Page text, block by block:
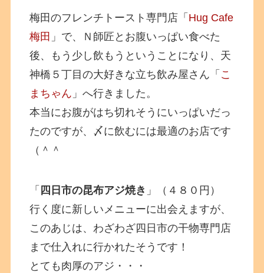
梅田のフレンチトースト専門店「 Hug Cafe
梅田 」で、Ｎ師匠とお腹いっぱい食べた
後、もう少し飲もうということになり、天
神橋５丁目の大好きな立ち飲み屋さん「 こ
まちゃん 」へ行きました。
本当にお腹がはち切れそうにいっぱいだっ
たのですが、〆に飲むには最適のお店です
（＾＾
「 四日市の昆布アジ焼き 」（４８０円）
行く度に新しいメニューに出会えますが、
このあじは、わざわざ四日市の干物専門店
まで仕入れに行かれたそうです！
とても肉厚のアジ・・・